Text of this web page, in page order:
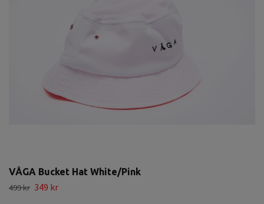
VÅGA Bucket Hat White/Pink
499 kr 349 kr